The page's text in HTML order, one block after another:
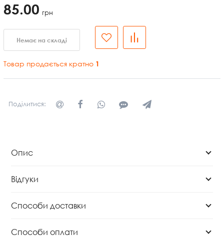
85.00 грн
Немає на складі
Товар продається кратно 1
Поділитися:
Опис
Відгуки
Способи доставки
Способи оплати